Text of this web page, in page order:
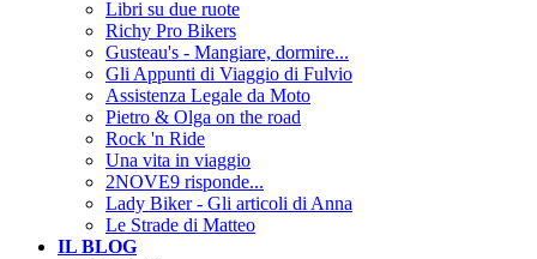
Libri su due ruote
Richy Pro Bikers
Gusteau's - Mangiare, dormire...
Gli Appunti di Viaggio di Fulvio
Assistenza Legale da Moto
Pietro & Olga on the road
Rock 'n Ride
Una vita in viaggio
2NOVE9 risponde...
Lady Biker - Gli articoli di Anna
Le Strade di Matteo
IL BLOG